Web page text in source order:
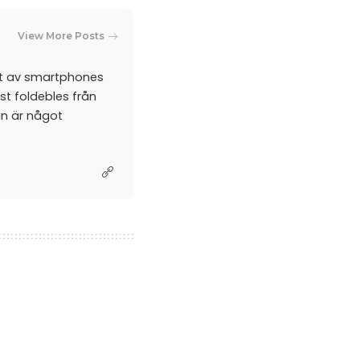
View More Posts
av smartphones
foldebles från
är något